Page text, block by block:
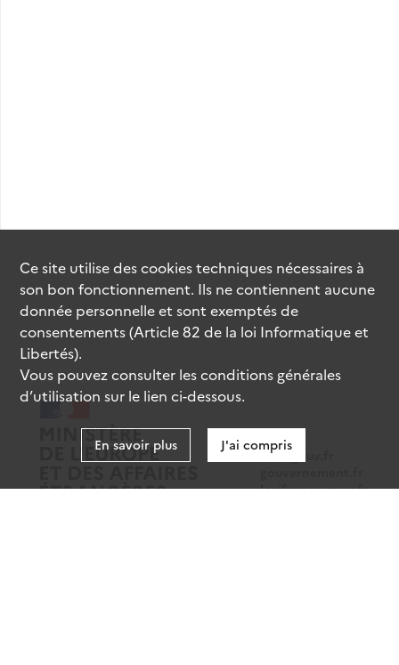
data.gouv.fr
legifrance.gouv.fr
Ce site utilise descookiestechniques nécessaires à
son bon fonctionnement. Ils ne contiennent aucune
donnée personnelle et sont exemptés de
consentements (Article 82 de la loi Informatique et
Libertés).
Vous pouvez consulter les conditions générales
d’utilisation sur le lien ci-dessous.
En savoir plus J'ai compris